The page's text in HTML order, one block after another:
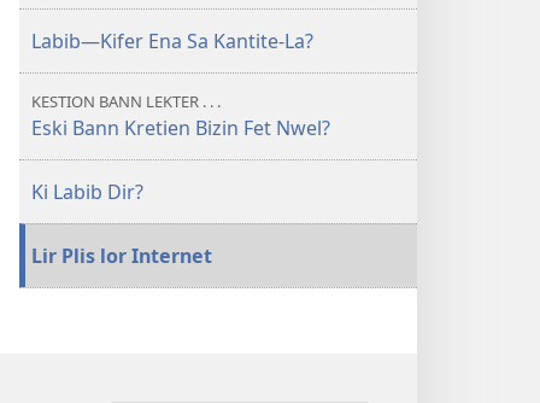
Labib—Kifer Ena Sa Kantite-La?
KESTION BANN LEKTER . . .
Eski Bann Kretien Bizin Fet Nwel?
Ki Labib Dir?
Lir Plis lor Internet